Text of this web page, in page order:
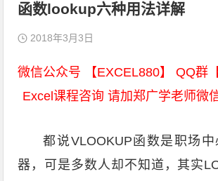
函数lookup六种用法详解
2018年3月3日
微信公众号 【EXCEL880】 QQ群
Excel课程咨询 请加郑广学老师微
都说VLOOKUP函数是职场中
器，可是多数人却不知道，其实